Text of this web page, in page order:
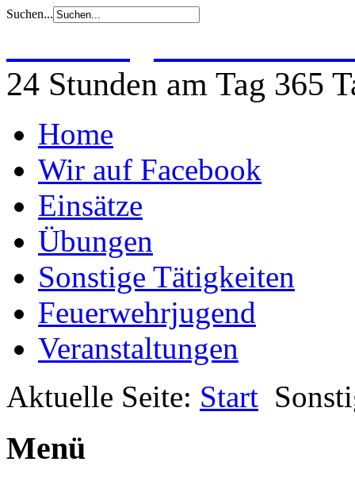
Suchen...
24 Stunden am Tag 365
Home
Wir auf Facebook
Einsätze
Übungen
Sonstige Tätigkeiten
Feuerwehrjugend
Veranstaltungen
Aktuelle Seite: Start
Menü